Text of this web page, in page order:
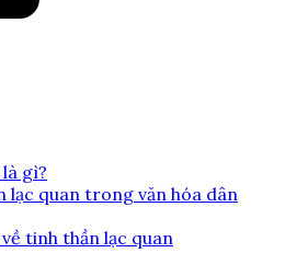
gì?
lạc quan trong văn hóa dân
tinh thần lạc quan